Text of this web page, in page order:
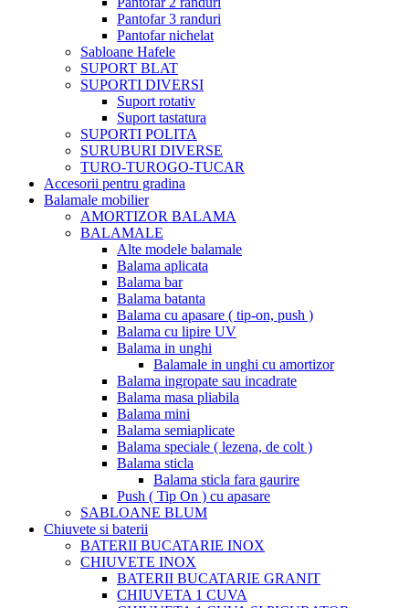
Pantofar 3 randuri
Pantofar nichelat
Sabloane Hafele
SUPORT BLAT
SUPORTI DIVERSI
Suport rotativ
Suport tastatura
SUPORTI POLITA
SURUBURI DIVERSE
TURO-TUROGO-TUCAR
Accesorii pentru gradina
Balamale mobilier
AMORTIZOR BALAMA
BALAMALE
Alte modele balamale
Balama aplicata
Balama bar
Balama batanta
Balama cu apasare ( tip-on, push )
Balama cu lipire UV
Balama in unghi
Balamale in unghi cu amortizor
Balama ingropate sau incadrate
Balama masa pliabila
Balama mini
Balama semiaplicate
Balama speciale ( lezena, de colt )
Balama sticla
Balama sticla fara gaurire
Push ( Tip On ) cu apasare
SABLOANE BLUM
Chiuvete si baterii
BATERII BUCATARIE INOX
CHIUVETE INOX
BATERII BUCATARIE GRANIT
CHIUVETA 1 CUVA